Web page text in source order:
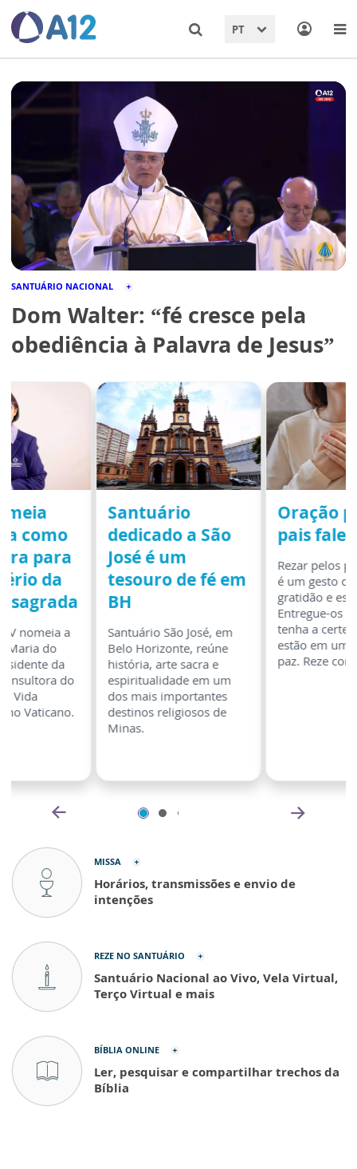
PT
SANTUÁRIO NACIONAL
Dom Walter: “fé cresce pela
obediência à Palavra de Jesus”
como
para
da
nomeia a
Maria do
da
do
Vida
no Vaticano.
Santuário
dedicado a São
José é um
tesouro de fé em
BH
Santuário São José, em
Belo Horizonte, reúne
história, arte sacra e
espiritualidade em um
dos mais importantes
destinos religiosos de
Minas.
Oração
pais
Rezar pelos
é um gesto
gratidão e
Entregue-os a
tenha a
estão em um
paz. Reze
MISSA
Horários, transmissões e envio de
intenções
REZE NO SANTUÁRIO
Santuário Nacional ao Vivo, Vela Virtual,
Terço Virtual e mais
BÍBLIA ONLINE
Ler, pesquisar e compartilhar trechos da
Bíblia